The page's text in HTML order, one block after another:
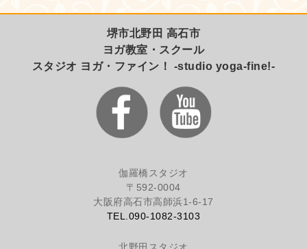
堺市北野田 高石市
ヨガ教室・スクール
スタジオ ヨガ・ファイン！ -studio yoga-fine!-
伽羅橋スタジオ
〒592-0004
大阪府高石市高師浜1-6-17
TEL.090-1082-3103